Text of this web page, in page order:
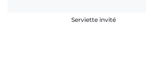
Serviette invité